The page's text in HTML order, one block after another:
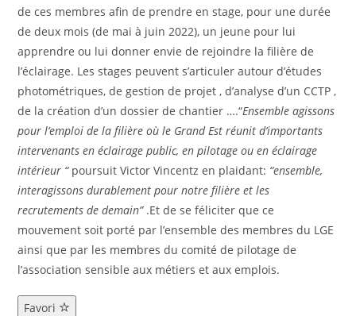
de ces membres afin de prendre en stage, pour une durée
de deux mois (de mai à juin 2022), un jeune pour lui
apprendre ou lui donner envie de rejoindre la filière de
l’éclairage. Les stages peuvent s’articuler autour d’études
photométriques, de gestion de projet , d’analyse d’un CCTP ,
de la création d’un dossier de chantier ….“Ensemble agissons
pour l’emploi de la filière où le Grand Est réunit d’importants
intervenants en éclairage public, en pilotage ou en éclairage
intérieur “poursuit Victor Vincentz en plaidant: “ensemble,
interagissons durablement pour notre filière et les
recrutements de demain” .Et de se féliciter que ce
mouvement soit porté par l’ensemble des membres du LGE
ainsi que par les membres du comité de pilotage de
l’association sensible aux métiers et aux emplois.
Favori